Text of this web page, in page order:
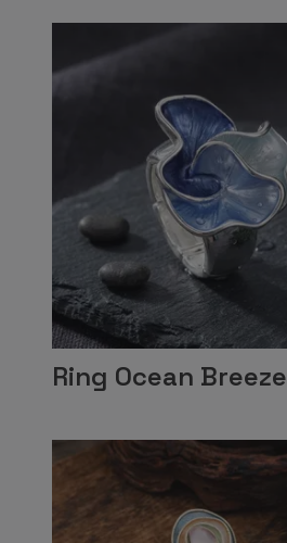
Ring Ocean Breeze